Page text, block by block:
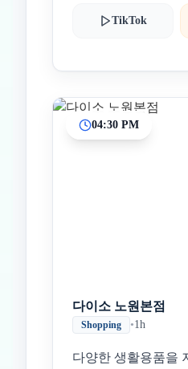
TikTok
04:30 PM
다이소 노원본점
Shopping •1h
다양한 생활용품을